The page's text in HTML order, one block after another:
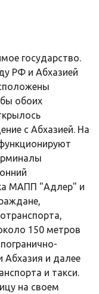
государство.
РФ и Абхазией
обоих
с Абхазией. На
МАПП "Адлер" и
150 метров
Абхазия и далее
и такси.
на своем